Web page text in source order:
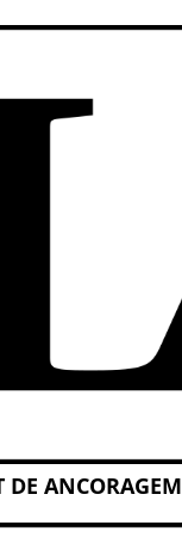
DE ANCORAGEM